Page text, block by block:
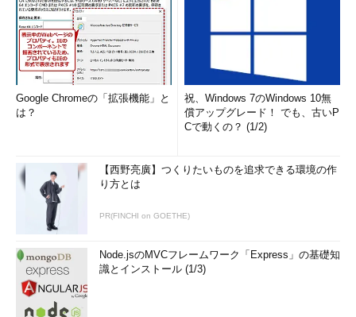
Google Chromeの「拡張機能」と
は？
祝、Windows 7のWindows 10無
償アップグレード！ でも、古いP
Cで動くの？ (1/2)
【西野亮廣】つくりたいものを追求できる環境の作
り方とは
PR(FINCHI on GOETHE)
Node.jsのMVCフレームワーク「Express」の基礎知
識とインストール (1/3)